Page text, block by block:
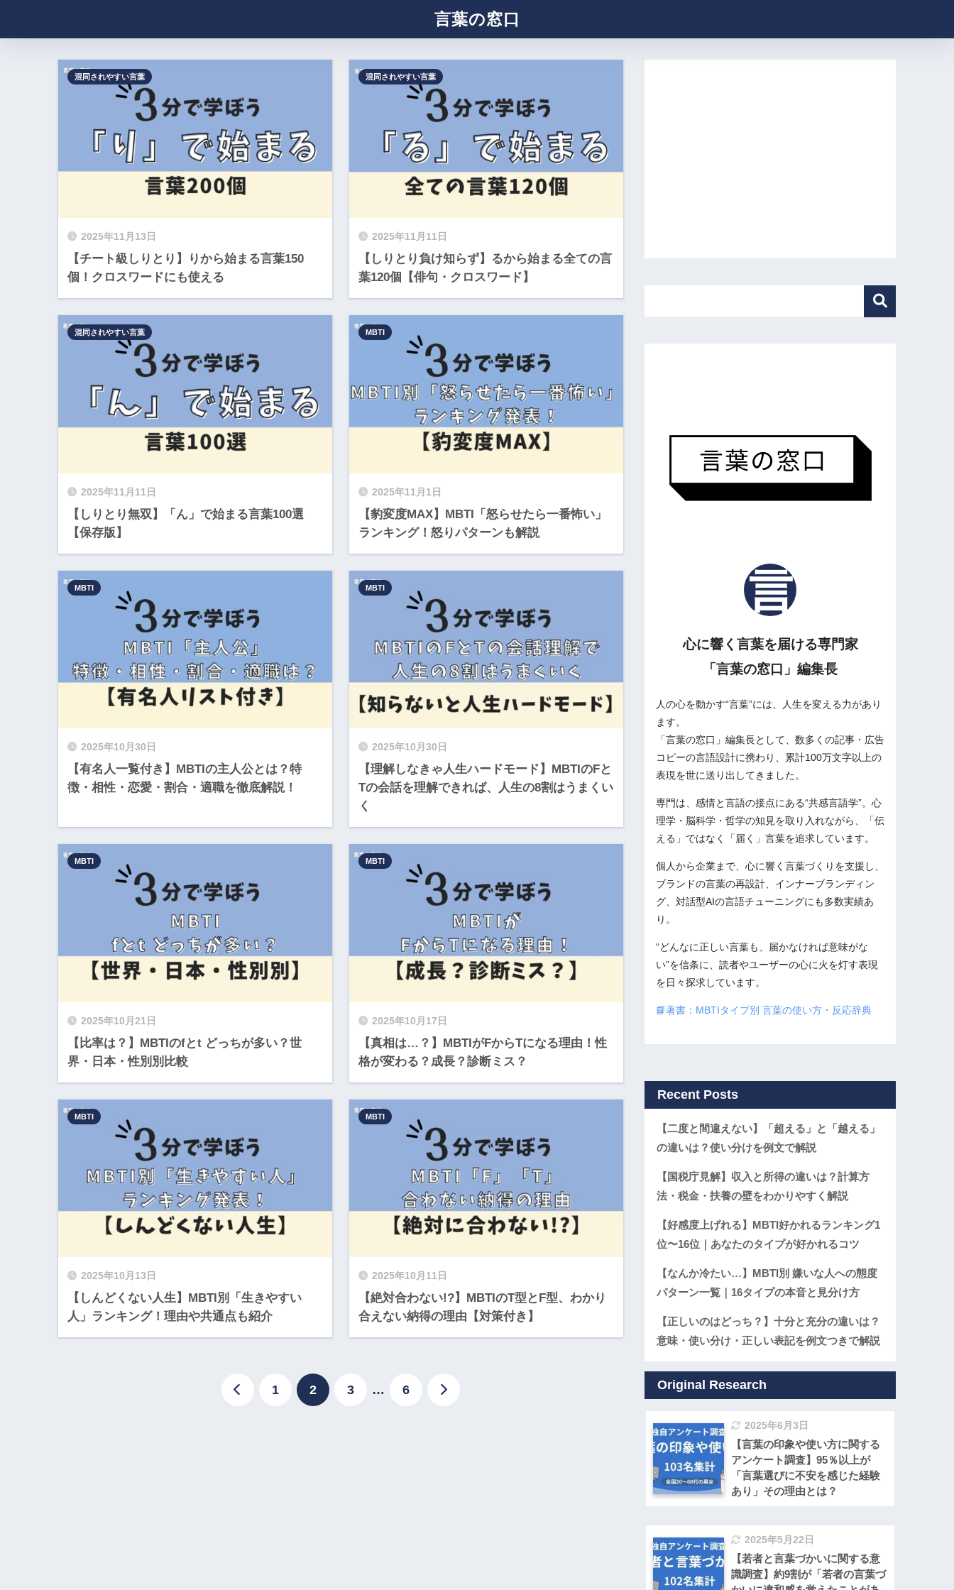
言葉の窓口
2025年11月13日
【チート級しりとり】りから始まる言葉150
個！クロスワードにも使える
混同されやすい言葉
2025年11月11日
【しりとり負け知らず】るから始まる全ての言
葉120個【俳句・クロスワード】
混同されやすい言葉
2025年11月11日
【しりとり無双】「ん」で始まる言葉100選
【保存版】
混同されやすい言葉
2025年11月1日
【豹変度MAX】MBTI「怒らせたら一番怖い」
ランキング！怒りパターンも解説
MBTI
2025年10月30日
【有名人一覧付き】MBTIの主人公とは？特
徴・相性・恋愛・割合・適職を徹底解説！
MBTI
2025年10月30日
【理解しなきゃ人生ハードモード】MBTIのFと
Tの会話を理解できれば、人生の8割はうまくい
く
MBTI
2025年10月21日
【比率は？】MBTIのfとt どっちが多い？世
界・日本・性別別比較
MBTI
2025年10月17日
【真相は…？】MBTIがFからTになる理由！性
格が変わる？成長？診断ミス？
MBTI
2025年10月13日
【しんどくない人生】MBTI別「生きやすい
人」ランキング！理由や共通点も紹介
MBTI
2025年10月11日
【絶対合わない!?】MBTIのT型とF型、わかり
合えない納得の理由【対策付き】
MBTI
1 2 3 … 6
心に響く言葉を届ける専門家
「言葉の窓口」編集長
人の心を動かす“言葉”には、人生を変える力があり
ます。
「言葉の窓口」編集長として、数多くの記事・広告
コピーの言語設計に携わり、累計100万文字以上の
表現を世に送り出してきました。
専門は、感情と言語の接点にある“共感言語学”。心
理学・脳科学・哲学の知見を取り入れながら、「伝
える」ではなく「届く」言葉を追求しています。
個人から企業まで、心に響く言葉づくりを支援し、
ブランドの言葉の再設計、インナーブランディン
グ、対話型AIの言語チューニングにも多数実績あ
り。
“どんなに正しい言葉も、届かなければ意味がな
い”を信条に、読者やユーザーの心に火を灯す表現
を日々探求しています。
📘著書：MBTIタイプ別 言葉の使い方・反応辞典
Recent Posts
【二度と間違えない】「超える」と「越える」
の違いは？使い分けを例文で解説
【国税庁見解】収入と所得の違いは？計算方
法・税金・扶養の壁をわかりやすく解説
【好感度上げれる】MBTI好かれるランキング1
位〜16位｜あなたのタイプが好かれるコツ
【なんか冷たい…】MBTI別 嫌いな人への態度
パターン一覧｜16タイプの本音と見分け方
【正しいのはどっち？】十分と充分の違いは？
意味・使い分け・正しい表記を例文つきで解説
Original Research
2025年6月3日
【言葉の印象や使い方に関する
アンケート調査】95％以上が
「言葉選びに不安を感じた経験
あり」その理由とは？
2025年5月22日
【若者と言葉づかいに関する意
識調査】約9割が「若者の言葉づ